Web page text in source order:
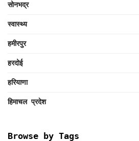
सोनभद्र
स्वास्थ्य
हमीरपुर
हरदोई
हरियाणा
हिमाचल प्रदेश
Browse by Tags